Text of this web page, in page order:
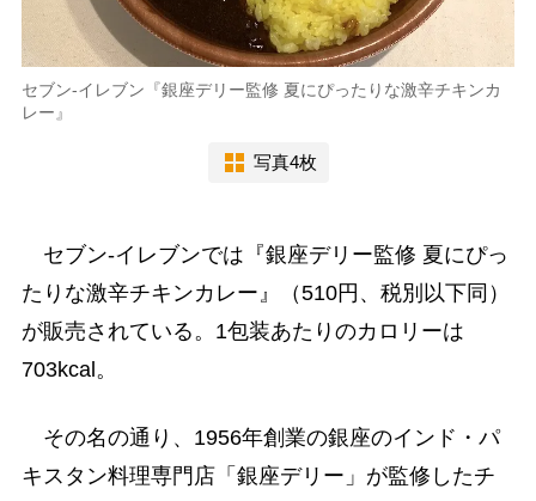
セブン-イレブン『銀座デリー監修 夏にぴったりな激辛チキンカ
レー』
写真4枚
セブン-イレブンでは『銀座デリー監修 夏にぴっ
たりな激辛チキンカレー』（510円、税別以下同）
が販売されている。1包装あたりのカロリーは
703kcal。
その名の通り、1956年創業の銀座のインド・パ
キスタン料理専門店「銀座デリー」が監修したチ